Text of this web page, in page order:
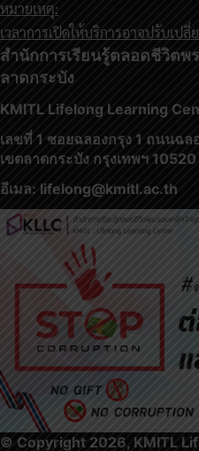
หมายเหตุ:
เวลาการเปิดให้บริการอาจปรับเป
สำนักการเรียนรู้ตลอดชีวิตพ
ลาดกระบัง
KMITL Lifelong Learning
เลขที่ 1 ซอยฉลองกรุง 1 ถนนฉล
เขตลาดกระบัง กรุงเทพฯ 10520
อีเมล: lifelong@kmitl.ac.th
© Copyright 2026, KMITL